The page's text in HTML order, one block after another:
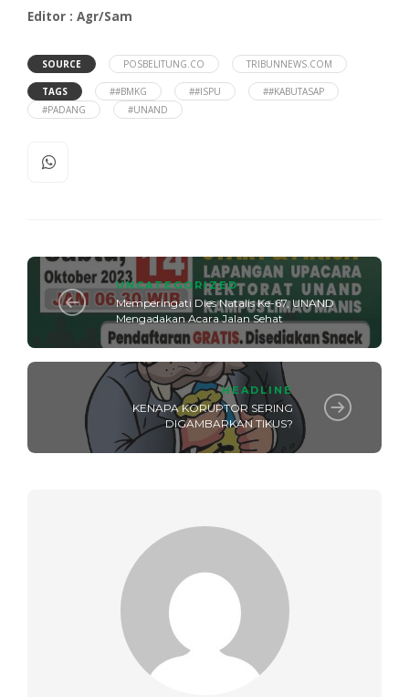
Editor : Agr/Sam
SOURCE POSBELITUNG.CO TRIBUNNEWS.COM
TAGS ##BMKG ##ISPU
##KABUTASAP
#PADANG
#UNAND
UNCATEGORIZED
Memperingati Dies Natalis Ke-67, UNAND
Mengadakan Acara Jalan Sehat
HEADLINE
KENAPA KORUPTOR SERING
DIGAMBARKAN TIKUS?